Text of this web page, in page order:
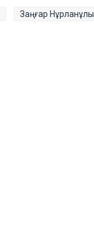
Заңғар Нұрланұлы